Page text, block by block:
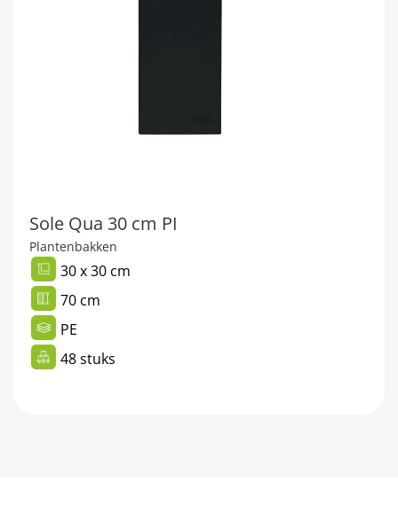
Sole Qua 30 cm PI
Plantenbakken
30 x 30 cm
70 cm
PE
48 stuks